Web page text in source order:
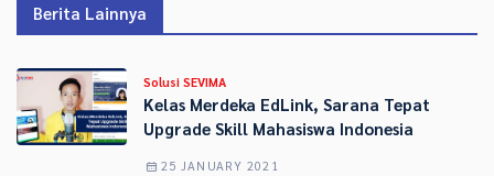
Berita Lainnya
Solusi SEVIMA
Kelas Merdeka EdLink, Sarana Tepat
Upgrade Skill Mahasiswa Indonesia
25 JANUARY 2021